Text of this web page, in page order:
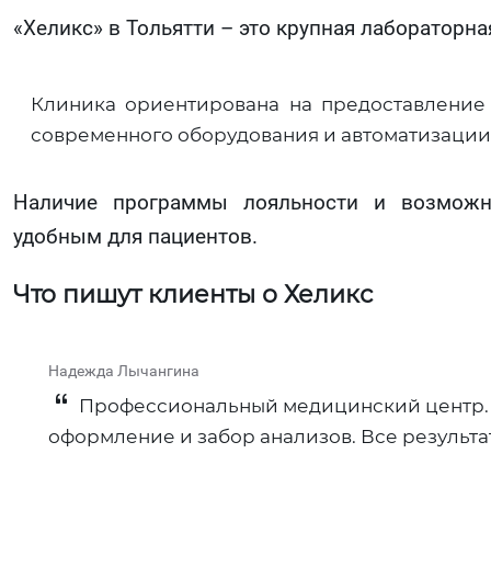
«Хеликс» в Тольятти – это крупная
Клиника ориентирована на
современного оборудования и
Наличие программы лояльности и
удобным для пациентов.
Что пишут клиенты о Хеликс
Надежда Лычангина
Профессиональный медицинский
оформление и забор анализов. Все